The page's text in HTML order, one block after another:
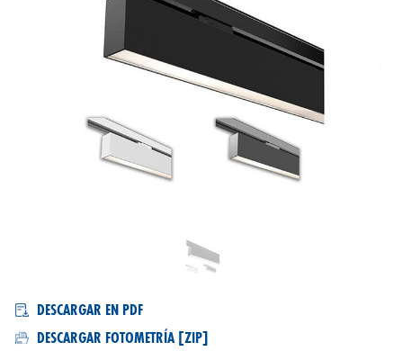
DESCARGAR EN PDF
DESCARGAR FOTOMETRÍA [ZIP]